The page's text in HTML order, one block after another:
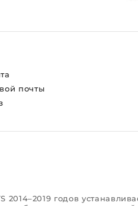
годов
почты